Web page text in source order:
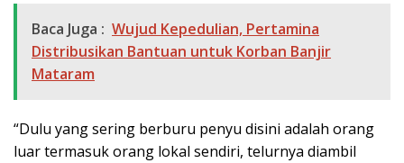
Baca Juga : Wujud Kepedulian, Pertamina
Distribusikan Bantuan untuk Korban Banjir
Mataram
“Dulu yang sering berburu penyu disini adalah orang
luar termasuk orang lokal sendiri, telurnya diambil